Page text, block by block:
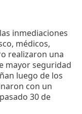
inmediaciones
médicos,
realizaron una
mayor seguridad
luego de los
con un
30 de